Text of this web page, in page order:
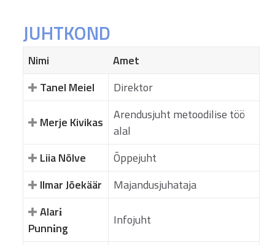
JUHTKOND
Nimi
Amet
Tanel Meiel
Direktor
Merje Kivikas
Arendusjuht metoodilise töö
alal
Liia Nõlve
Õppejuht
Ilmar Jõekäär
Majandusjuhataja
Alarі
Punnіng
Infojuht